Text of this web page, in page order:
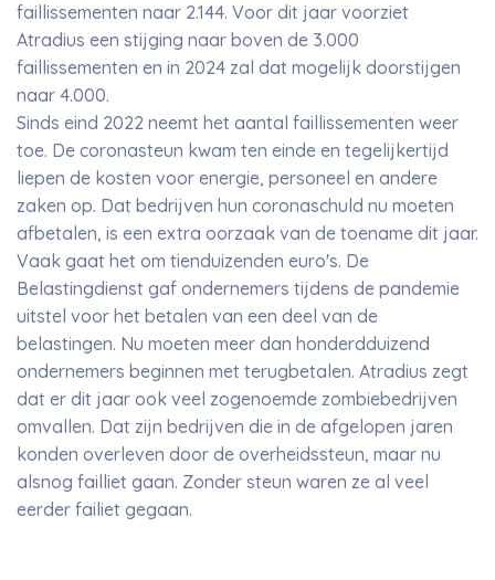
faillissementen naar 2.144. Voor dit jaar voorziet
Atradius een stijging naar boven de 3.000
faillissementen en in 2024 zal dat mogelijk doorstijgen
naar 4.000.
Sinds eind 2022 neemt het aantal faillissementen weer
toe. De coronasteun kwam ten einde en tegelijkertijd
liepen de kosten voor energie, personeel en andere
zaken op. Dat bedrijven hun coronaschuld nu moeten
afbetalen, is een extra oorzaak van de toename dit jaar.
Vaak gaat het om tienduizenden euro's. De
Belastingdienst gaf ondernemers tijdens de pandemie
uitstel voor het betalen van een deel van de
belastingen. Nu moeten meer dan honderdduizend
ondernemers beginnen met terugbetalen. Atradius zegt
dat er dit jaar ook veel zogenoemde zombiebedrijven
omvallen. Dat zijn bedrijven die in de afgelopen jaren
konden overleven door de overheidssteun, maar nu
alsnog failliet gaan. Zonder steun waren ze al veel
eerder failiet gegaan.